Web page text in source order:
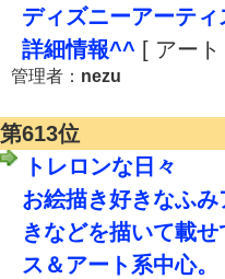
ディズニーアーテ
詳細情報^^ [ アート
管理者： nezu
第613位
トレロンな日々
お絵描き好きなふ
きなどを描いて載
ス＆アート系中心。